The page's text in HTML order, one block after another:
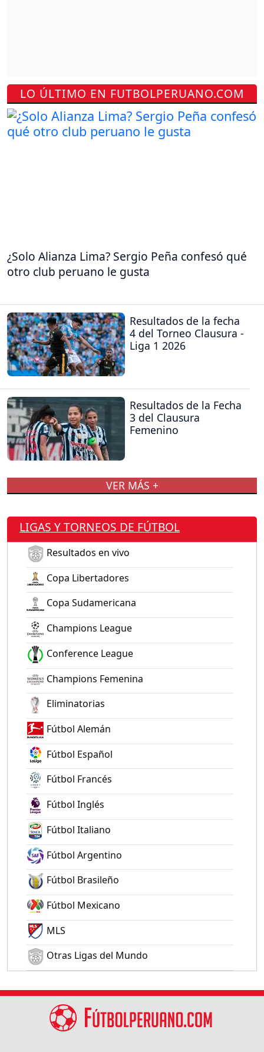
LO ÚLTIMO EN FUTBOLPERUANO.COM
¿Solo Alianza Lima? Sergio Peña confesó qué
otro club peruano le gusta
Resultados de la fecha
4 del Torneo Clausura -
Liga 1 2026
Resultados de la Fecha
3 del Clausura
Femenino
VER MÁS +
LIGAS Y TORNEOS DE FÚTBOL
Resultados en vivo
Copa Libertadores
Copa Sudamericana
Champions League
Conference League
Champions Femenina
Eliminatorias
Fútbol Alemán
Fútbol Español
Fútbol Francés
Fútbol Inglés
Fútbol Italiano
Fútbol Argentino
Fútbol Brasileño
Fútbol Mexicano
MLS
Otras Ligas del Mundo